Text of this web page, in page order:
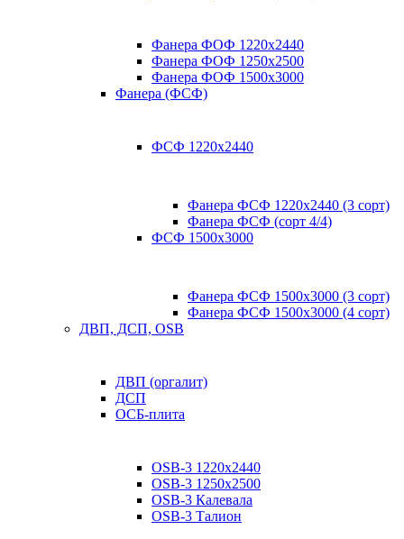
Фанера ФОФ 1220x2440
Фанера ФОФ 1250x2500
Фанера ФОФ 1500x3000
Фанера (ФСФ)
ФСФ 1220х2440
Фанера ФСФ 1220х2440 (3 сорт)
Фанера ФСФ (сорт 4/4)
ФСФ 1500х3000
Фанера ФСФ 1500х3000 (3 сорт)
Фанера ФСФ 1500х3000 (4 сорт)
ДВП, ДСП, OSB
ДВП (оргалит)
ДСП
ОСБ-плита
OSB-3 1220х2440
OSB-3 1250х2500
OSB-3 Калевала
OSB-3 Талион